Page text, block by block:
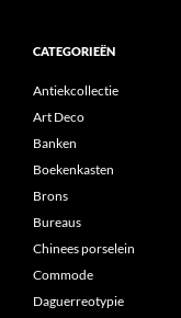
CATEGORIEËN
Antiekcollectie
Art Deco
Banken
Boekenkasten
Brons
Bureaus
Chinees porselein
Commode
Daguerreotypie